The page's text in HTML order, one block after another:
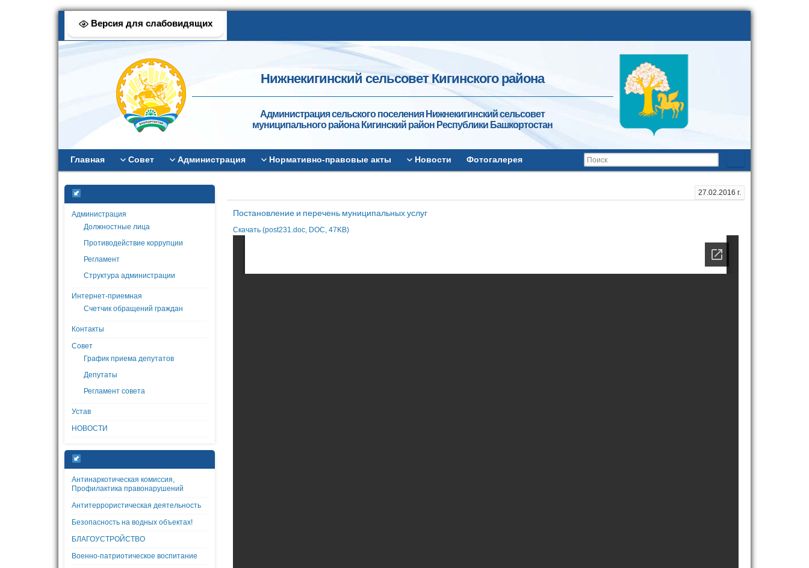
Версия для слабовидящих
Нижнекигинский сельсовет Кигинского района
Администрация сельского поселения Нижнекигинский сельсовет
муниципального района Кигинский район Республики Башкортостан
Главная Совет Администрация Нормативно-правовые акты Новости Фотогалерея
Администрация
Должностные лица
Противодействие коррупции
Регламент
Структура администрации
Интернет-приемная
Счетчик обращений граждан
Контакты
Совет
График приема депутатов
Депутаты
Регламент совета
Устав
НОВОСТИ
Антинаркотическая комиссия,
Профилактика правонарушений
Антитеррористическая деятельность
Безопасность на водных объектах!
БЛАГОУСТРОЙСТВО
Военно-патриотическое воспитание
27.02.2016 г.
Постановление и перечень муниципальных услуг
Скачать (post231.doc, DOC, 47KB)